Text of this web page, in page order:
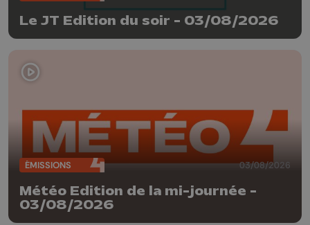
Le JT Edition du soir - 03/08/2026
ÉMISSIONS 03/08/2026
Météo Edition de la mi-journée -
03/08/2026